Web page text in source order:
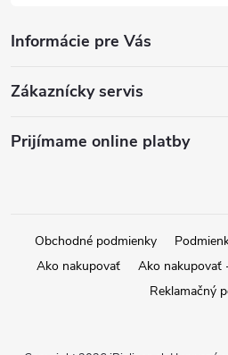
Informácie pre Vás
Zákaznícky servis
Prijímame online platby
Obchodné podmienky
Ako nakupovať
Ako nakupovať
Reklamačný